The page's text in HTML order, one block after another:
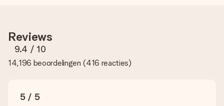
te gebruiken. Als je niet zeker bent over de kwaliteit van je
foto, neem dan contact op met onze klantenservice en stuur
je foto mee met het cadeau dat je wilt bestellen. Zij kunnen
de kwaliteit dan voor je controleren!
Je kan gebruik maken van JPG en PNG bestanden om te
uploaden in onze editor. Is dit te technisch of heb je een
Reviews
9.4 / 10
14,196 beoordelingen (416 reacties)
5 / 5